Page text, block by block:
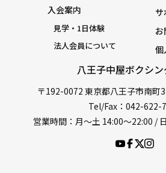
八王子中屋ボクシ
〒192-0072 東京都八王子市南町
Tel/Fax：042-622-
営業時間：月〜土 14:00〜22:00 /
入会案内
見学・1日体験
法人会員について
サ
個